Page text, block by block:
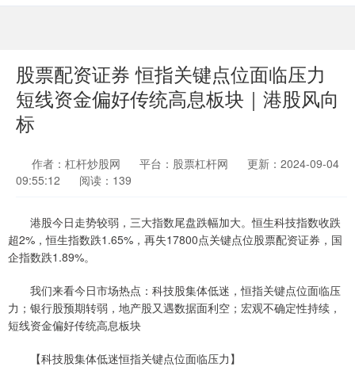
股票配资证券 恒指关键点位面临压力
短线资金偏好传统高息板块｜港股风向
标
作者：杠杆炒股网 平台：股票杠杆网
更新：2024-09-04
09:55:12
阅读：139
港股今日走势较弱，三大指数尾盘跌幅加大。恒生科技指数收跌
超2%，恒生指数跌1.65%，再失17800点关键点位股票配资证券，国
企指数跌1.89%。
我们来看今日市场热点：科技股集体低迷，恒指关键点位面临压
力；银行股预期转弱，地产股又遇数据面利空；宏观不确定性持续，
短线资金偏好传统高息板块
【科技股集体低迷恒指关键点位面临压力】